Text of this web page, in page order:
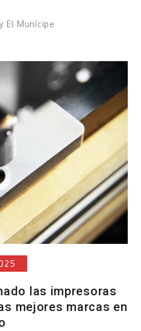
El Munícipe
las impresoras
mejores marcas en